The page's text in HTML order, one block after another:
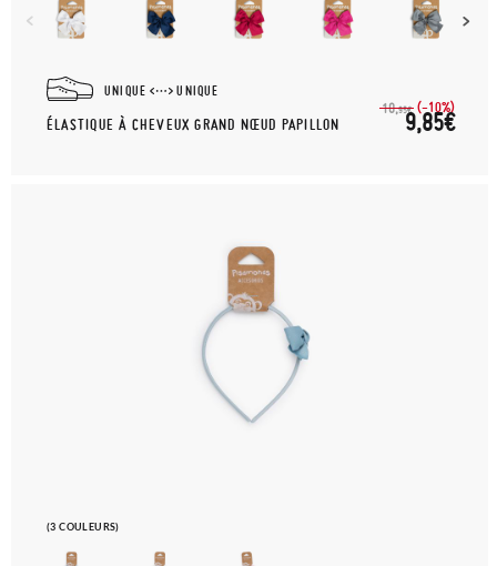
UNIQUE UNIQUE
ÉLASTIQUE À CHEVEUX GRAND NŒUD PAPILLON
10,95€ (-10%)
9,85€
(3 COULEURS)